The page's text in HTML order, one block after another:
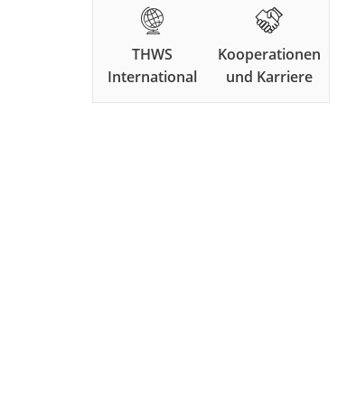
THWS
International
Kooperationen
und Karriere